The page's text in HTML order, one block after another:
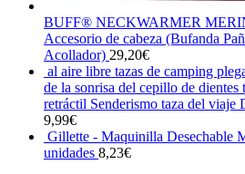
BUFF® NECKWARMER
Accesorio de cabeza (Bufanda
Acollador) 29,20€
al aire libre tazas de camping
de la sonrisa del cepillo de dientes
retráctil Senderismo taza del viaje
9,99€
Gillette - Maquinilla Desechable
unidades 8,23€